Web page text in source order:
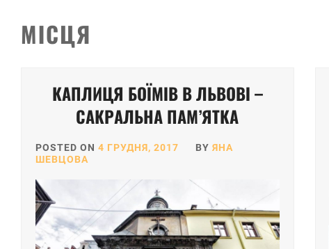
МІСЦЯ
КАПЛИЦЯ БОЇМІВ В ЛЬВОВІ –
САКРАЛЬНА ПАМ’ЯТКА
POSTED ON 4 ГРУДНЯ, 2017 BY ЯНА
ШЕВЦОВА
pagination